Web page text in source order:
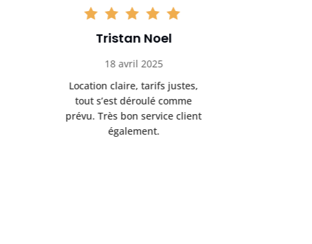
Tristan Noel
18 avril 2025
Location claire, tarifs justes,
tout s’est déroulé comme
prévu. Très bon service client
également.